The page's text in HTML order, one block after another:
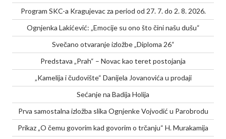
Program SKC-a Kragujevac za period od 27. 7. do 2. 8. 2026.
Ognjenka Lakićević: „Emocije su ono što čini našu dušu“
Svečano otvaranje izložbe „Diploma 26“
Predstava „Prah“ – Novac kao teret postojanja
„Kamelija i čudovište“ Danijela Jovanovića u prodaji
Sećanje na Badija Holija
Prva samostalna izložba slika Ognjenke Vojvodić u Parobrodu
Prikaz „O čemu govorim kad govorim o trčanju“ H. Murakamija